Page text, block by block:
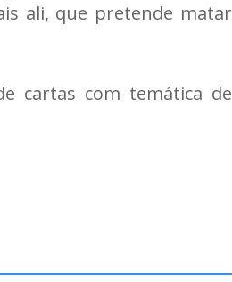
ali, que pretende matar
cartas com temática de